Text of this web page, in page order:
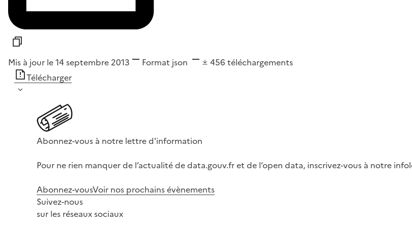
Mis à jour le 14 septembre 2013 Format json 456 téléchargements
Télécharger
Abonnez-vous à notre lettre d'information
Pour ne rien manquer de l’actualité de data.gouv.fr et de l’open data, inscrivez-vous à notre
Abonnez-vousVoir nos prochains évènements
Suivez-nous
sur les réseaux sociaux